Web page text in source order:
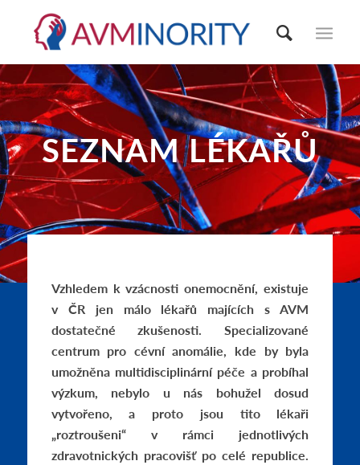
SEZNAM LÉKAŘŮ
Vzhledem k vzácnosti onemocnění, existuje
v ČR jen málo lékařů majících s AVM
dostatečné zkušenosti. Specializované
centrum pro cévní anomálie, kde by byla
umožněna multidisciplinární péče a probíhal
výzkum, nebylo u nás bohužel dosud
vytvořeno, a proto jsou tito lékaři
„roztroušeni“ v rámci jednotlivých
zdravotnických pracovišť po celé republice.